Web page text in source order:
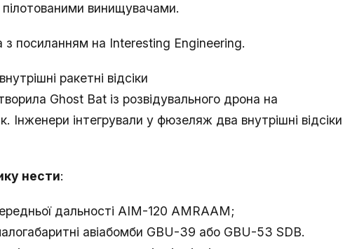
винищувачами.
посиланням на Interesting Engineering.
ракетні відсіки
Ghost Bat із розвідувального дрона на
Інженери інтегрували у фюзеляж два внутрішні відсіки
нести:
дальності AIM-120 AMRAAM;
авіабомби GBU-39 або GBU-53 SDB.